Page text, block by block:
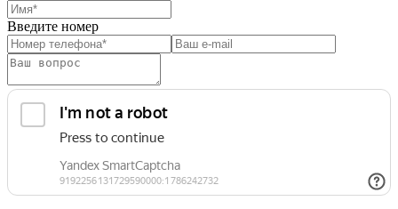
Введите номер